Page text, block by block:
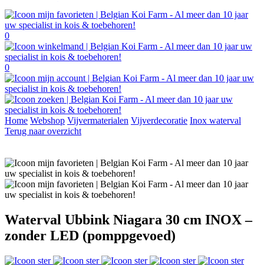
0
0
Home Webshop Vijvermaterialen Vijverdecoratie Inox waterval
Terug naar overzicht
Waterval Ubbink Niagara 30 cm INOX –
zonder LED (pomppgevoed)